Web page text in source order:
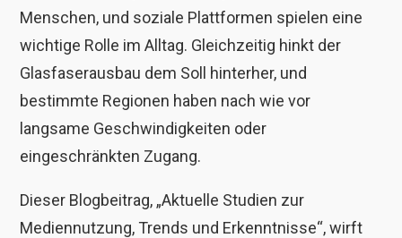
Menschen, und soziale Plattformen spielen eine
wichtige Rolle im Alltag. Gleichzeitig hinkt der
Glasfaserausbau dem Soll hinterher, und
bestimmte Regionen haben nach wie vor
langsame Geschwindigkeiten oder
eingeschränkten Zugang.
Dieser Blogbeitrag, „Aktuelle Studien zur
Mediennutzung, Trends und Erkenntnisse“, wirft